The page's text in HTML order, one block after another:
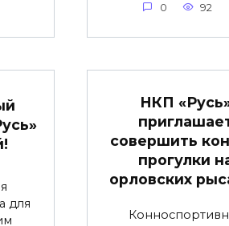
0 92
для
НКП
совершить
прогулки
орловских